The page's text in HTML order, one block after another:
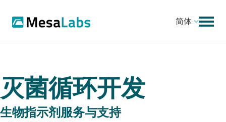
简体
灭菌循环开发
生物指示剂服务与支持